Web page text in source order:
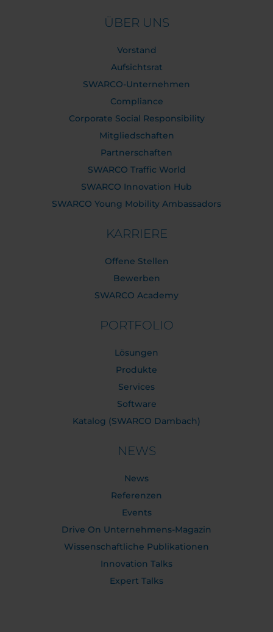
ÜBER UNS
Vorstand
Aufsichtsrat
SWARCO-Unternehmen
Compliance
Corporate Social Responsibility
Mitgliedschaften
Partnerschaften
SWARCO Traffic World
SWARCO Innovation Hub
SWARCO Young Mobility Ambassadors
KARRIERE
Offene Stellen
Bewerben
SWARCO Academy
PORTFOLIO
Lösungen
Produkte
Services
Software
Katalog (SWARCO Dambach)
NEWS
News
Referenzen
Events
Drive On Unternehmens-Magazin
Wissenschaftliche Publikationen
Innovation Talks
Expert Talks